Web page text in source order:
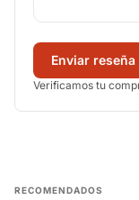
Enviar reseña
Verificamos tu
RECOMENDADOS